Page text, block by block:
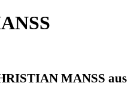
MANSS aus